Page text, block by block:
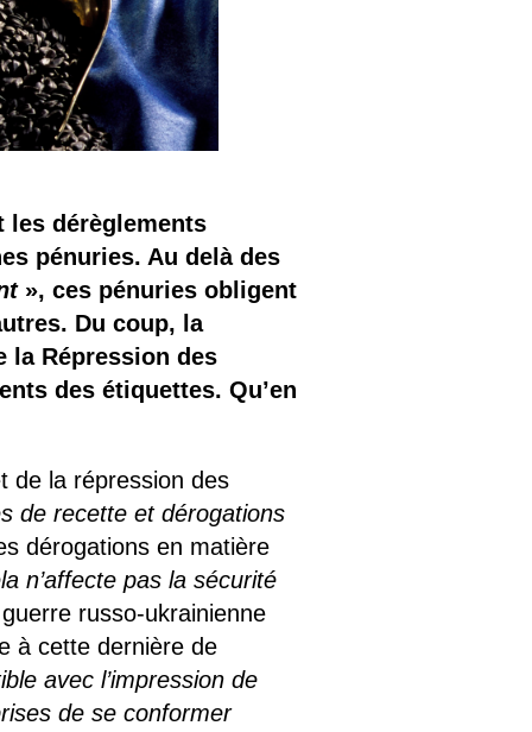
les dérèglements
pénuries. Au delà des
», ces pénuries obligent
Du coup, la
la Répression des
des étiquettes. Qu’en
de la répression des
de recette et dérogations
dérogations en matière
n’affecte pas la sécurité
russo-ukrainienne
à cette dernière de
avec l’impression de
de se conformer